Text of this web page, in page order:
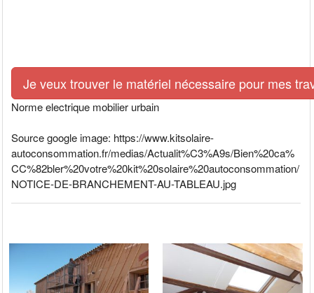
Je veux trouver le matériel nécessaire pour mes
Norme electrique mobilier urbain
Source google image: https://www.kitsolaire-
autoconsommation.fr/medias/Actualit%C3%A9s/Bien%20ca%
CC%82bler%20votre%20kit%20solaire%20autoconsommation/
NOTICE-DE-BRANCHEMENT-AU-TABLEAU.jpg